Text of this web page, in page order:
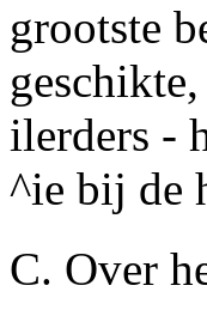
grootste
ilerders -
^ie bij de
C. Over